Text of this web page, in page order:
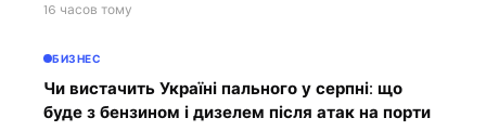
16 часов тому
БИЗНЕС
Чи вистачить Україні пального у серпні: що
буде з бензином і дизелем після атак на порти